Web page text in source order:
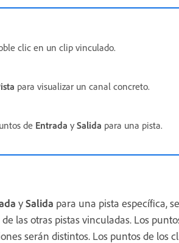
clic en un clip vinculado.
para visualizar un canal concreto.
de Entrada y Salida para una pista.
ySalida para una pista específica,
de las otras pistas vinculadas. Los
serán distintos. Los puntos de los